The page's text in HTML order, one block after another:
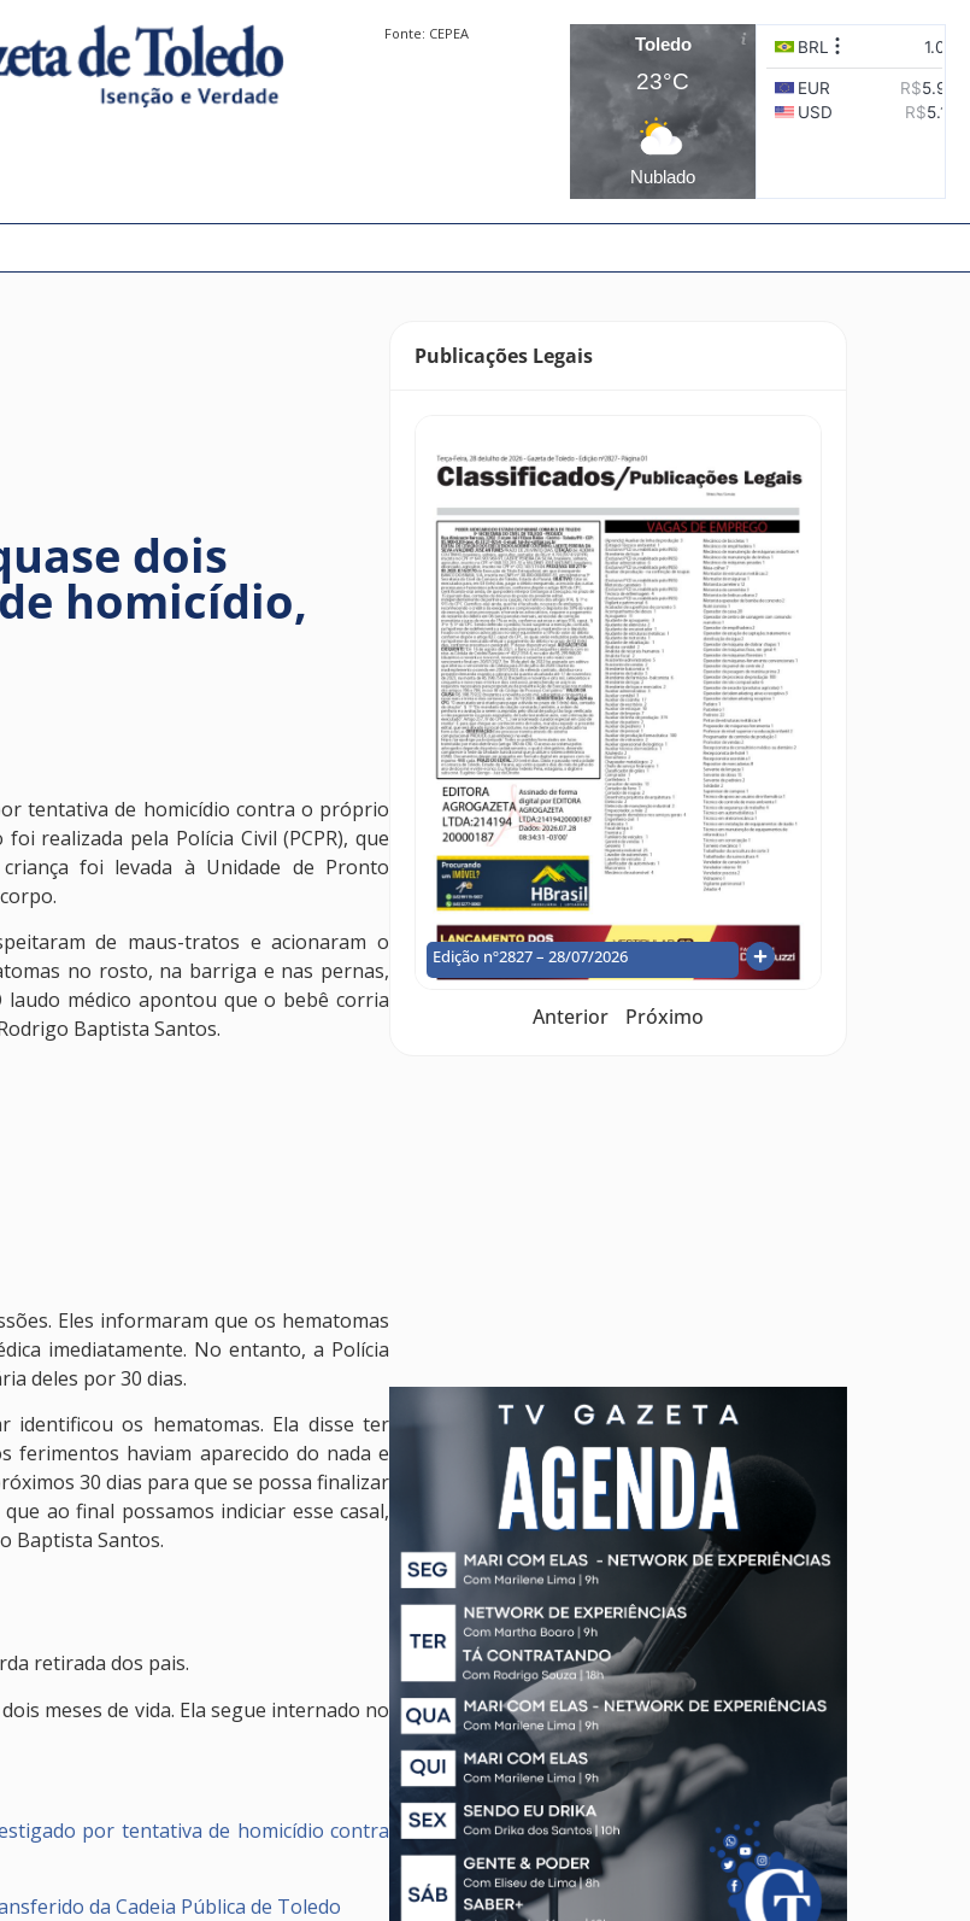
Fonte: CEPEA
Toledo
23°C
Nublado
dois
homicídio,
tentativa de homicídio contra o próprio
realizada pela Polícia Civil (PCPR), que
foi levada à Unidade de Pronto
de maus-tratos e acionaram o
no rosto, na barriga e nas pernas,
médico apontou que o bebê corria
Baptista Santos.
Eles informaram que os hematomas
imediatamente. No entanto, a Polícia
deles por 30 dias.
os hematomas. Ela disse ter
ferimentos haviam aparecido do nada e
30 dias para que se possa finalizar
ao final possamos indiciar esse casal,
Baptista Santos.
retirada dos pais.
meses de vida. Ela segue internado no
por tentativa de homicídio contra
da Cadeia Pública de Toledo
Publicações Legais
Edição nº2827 – 28/07/2026
Anterior Próximo